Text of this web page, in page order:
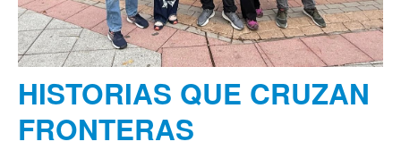
HISTORIAS QUE CRUZAN
FRONTERAS